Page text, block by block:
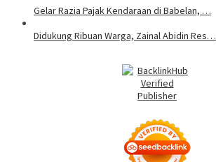
Gelar Razia Pajak Kendaraan di Babelan, …
Didukung Ribuan Warga, Zainal Abidin Res…